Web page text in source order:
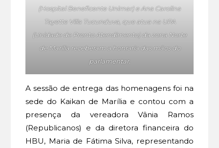
(Hospital Beneficente Unimar) e Ana Carolina
Tayette Villa Tucunduva, que atua na UPA
(Unidade de Pronto Atendimento) da zona Norte
de Marília receberam a honraria das mãos do
parlamentar.
A sessão de entrega das homenagens foi na
sede do Kaikan de Marília e contou com a
presença da vereadora Vânia Ramos
(Republicanos) e da diretora financeira do
HBU, Maria de Fátima Silva, representando